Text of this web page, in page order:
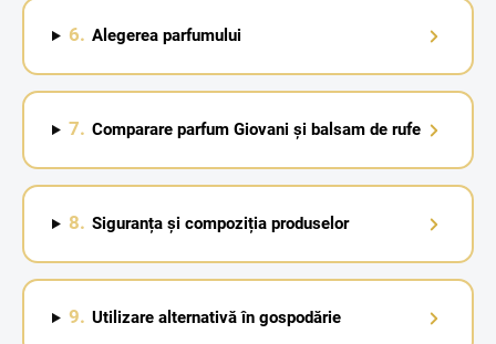
6. Alegerea parfumului
7. Comparare parfum Giovani și balsam de rufe
8. Siguranța și compoziția produselor
9. Utilizare alternativă în gospodărie